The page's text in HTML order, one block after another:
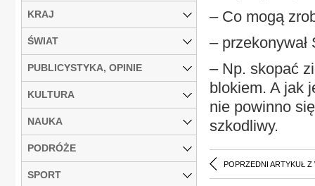
– Co mogą
–
– Np. skopać
blokiem. A jak
nie powinno
szkodliwy.
POPRZEDNI ARTYKUŁ Z
KRAJ
ŚWIAT
PUBLICYSTYKA, OPINIE
KULTURA
NAUKA
PODRÓŻE
SPORT